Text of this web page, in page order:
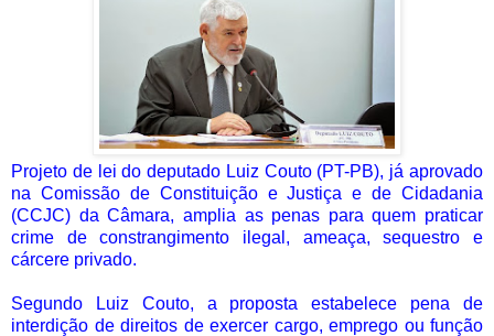
Projeto de lei do deputado Luiz Couto (PT-PB), já aprovado
na Comissão de Constituição e Justiça e de Cidadania
(CCJC) da Câmara, amplia as penas para quem praticar
crime de constrangimento ilegal, ameaça, sequestro e
cárcere privado.
Segundo Luiz Couto, a proposta estabelece pena de
interdição de direitos de exercer cargo, emprego ou função